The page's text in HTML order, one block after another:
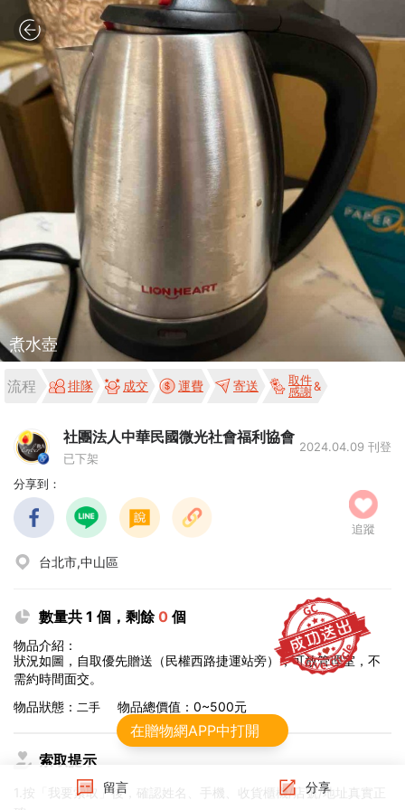
煮水壺
流程 排隊 成交 運費 寄送
取件
感謝
社團法人中華民國微光社會福利協會
已下架
2024.04.09 刊登
分享到：
追蹤
台北市,中山區
數量共 1 個，剩餘0 個
物品介紹：
狀況如圖，自取優先贈送（民權西路捷運站旁），可放管理室，不
需約時間面交。
物品狀態： 二手 物品總價值：0~500元
索取提示
1.按「我要索取」後，確認姓名、手機、收貨櫃機/店號/地址真實正
留言 分享
在贈物網APP中打開